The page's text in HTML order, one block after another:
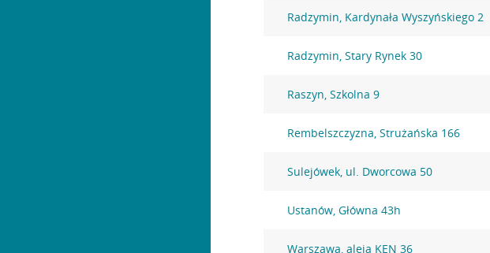
Radzymin, Kardynała Wyszyńskiego 2
Radzymin, Stary Rynek 30
Raszyn, Szkolna 9
Rembelszczyzna, Strużańska 166
Sulejówek, ul. Dworcowa 50
Ustanów, Główna 43h
Warszawa, aleja KEN 36